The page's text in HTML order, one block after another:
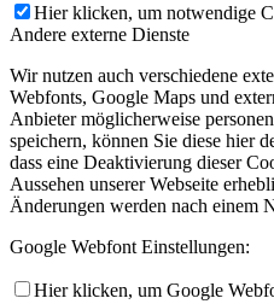
Hier klicken, um notwendige
Andere externe Dienste
Wir nutzen auch verschiedene
Webfonts, Google Maps und
Anbieter möglicherweise
speichern, können Sie diese hier
dass eine Deaktivierung dieser
Aussehen unserer Webseite
Änderungen werden nach einem
Google Webfont Einstellungen:
Hier klicken, um Google